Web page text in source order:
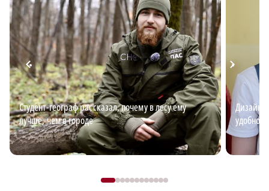
Студент-географ рассказал, почему в лесу ему
лучше, чем в городе
удобной